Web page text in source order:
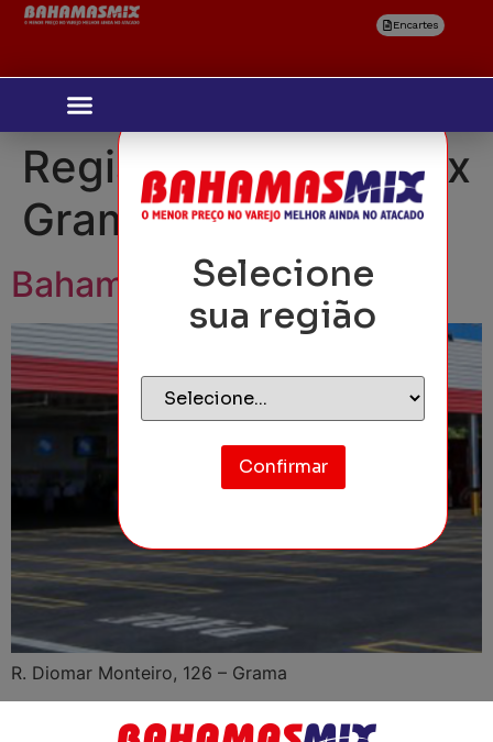
Selecione
sua região
Confirmar
Encartes
Região:Bahamas Mix
Grama
Bahamas Mix Grama
R. Diomar Monteiro, 126 – Grama